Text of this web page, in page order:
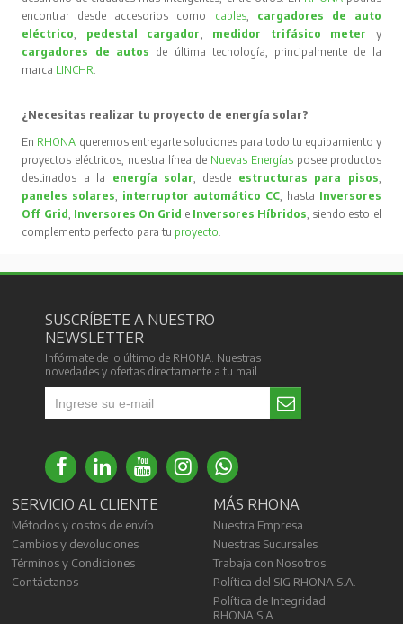
encontrar desde accesorios como cables, cargadores de auto
eléctrico
pedestal cargador medidor trifásico meter
y
cargadores de autos de última tecnología, principalmente de la
marca LINCHR
¿Necesitas realizar tu proyecto de energía solar?
En RHONA queremos entregarte soluciones para todo tu equipamiento y
proyectos eléctricos, nuestra línea de Nuevas Energíasposee productos
destinados a la energía solar , desde estructuras para pisos
paneles solares
interruptor automático CC, hasta Inversores
Off Grid Inversores On Grid e Inversores Híbridos , siendo esto el
complemento perfecto para tu proyecto
SUSCRÍBETE A NUESTRO
NEWSLETTER
Infórmate de lo último de RHONA. Nuestras
novedades y ofertas directamente a tu mail.
SERVICIO AL CLIENTE
Métodos y costos de envío
Cambios y devoluciones
Términos y Condiciones
Contáctanos
MÁS RHONA
Nuestra Empresa
Nuestras Sucursales
Trabaja con Nosotros
Política del SIG RHONA S.A.
Política de Integridad
RHONA S.A.